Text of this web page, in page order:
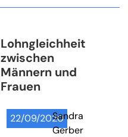
Lohngleichheit
zwischen
Männern und
Frauen
22/09/2020Sandra
Gerber